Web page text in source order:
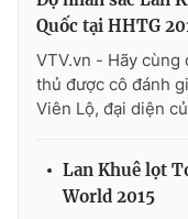
Ðiện thoại Thời báo
Liên hệ quảng cáo:
Quốc tại HHTG
VTV.vn - Hãy cùng
thủ được cô đánh
Viên Lộ, đại diện
Lan Khuê lọt
World 2015